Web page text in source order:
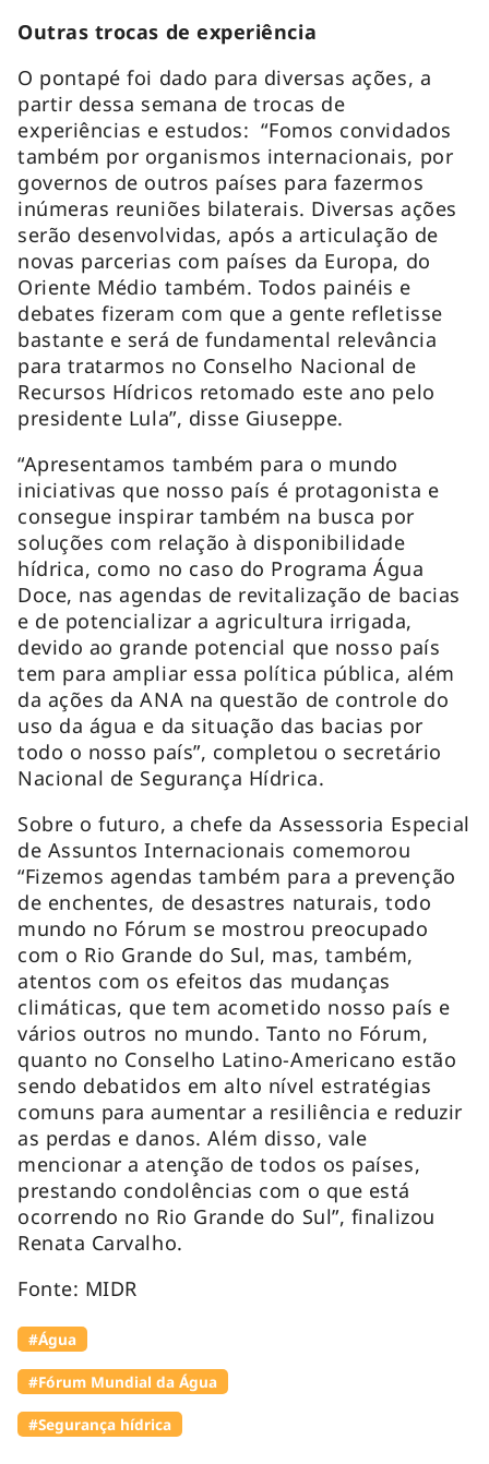
Outras trocas de experiência
O pontapé foi dado para diversas ações, a
partir dessa semana de trocas de
experiências e estudos: “Fomos convidados
também por organismos internacionais, por
governos de outros países para fazermos
inúmeras reuniões bilaterais. Diversas ações
serão desenvolvidas, após a articulação de
novas parcerias com países da Europa, do
Oriente Médio também. Todos painéis e
debates fizeram com que a gente refletisse
bastante e será de fundamental relevância
para tratarmos no Conselho Nacional de
Recursos Hídricos retomado este ano pelo
presidente Lula”, disse Giuseppe.
“Apresentamos também para o mundo
iniciativas que nosso país é protagonista e
consegue inspirar também na busca por
soluções com relação à disponibilidade
hídrica, como no caso do Programa Água
Doce, nas agendas de revitalização de bacias
e de potencializar a agricultura irrigada,
devido ao grande potencial que nosso país
tem para ampliar essa política pública, além
da ações da ANA na questão de controle do
uso da água e da situação das bacias por
todo o nosso país”, completou o secretário
Nacional de Segurança Hídrica.
Sobre o futuro, a chefe da Assessoria Especial
de Assuntos Internacionais comemorou
“Fizemos agendas também para a prevenção
de enchentes, de desastres naturais, todo
mundo no Fórum se mostrou preocupado
com o Rio Grande do Sul, mas, também,
atentos com os efeitos das mudanças
climáticas, que tem acometido nosso país e
vários outros no mundo. Tanto no Fórum,
quanto no Conselho Latino-Americano estão
sendo debatidos em alto nível estratégias
comuns para aumentar a resiliência e reduzir
as perdas e danos. Além disso, vale
mencionar a atenção de todos os países,
prestando condolências com o que está
ocorrendo no Rio Grande do Sul”, finalizou
Renata Carvalho.
Fonte: MIDR
#Água
#Fórum Mundial da Água
#Segurança hídrica